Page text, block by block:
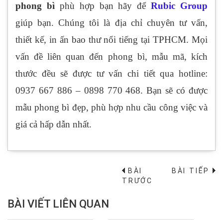
phong bìphù hợp bạn hãy đểRubic Group
giúp bạn. Chúng tôi là địa chỉ chuyên tư vấn,
thiết kế, in ấn bao thư nổi tiếng tại TPHCM. Mọi
vấn đề liên quan đến phong bì, mẫu mã, kích
thước đều sẽ được tư vấn chi tiết qua hotline:
0937 667 886 – 0898 770 468. Bạn sẽ có được
mẫu phong bì đẹp, phù hợp nhu cầu công việc và
giá cả hấp dẫn nhất.
BÀI
TRƯỚC
BÀI TIẾP→
BÀI VIẾT LIÊN QUAN